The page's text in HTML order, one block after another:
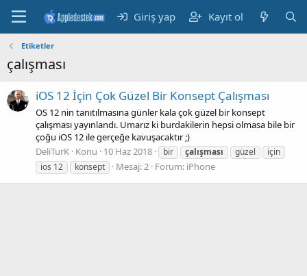
Giriş yap Kayıt ol
Etiketler
çalışması
iOS 12 İçin Çok Güzel Bir Konsept Çalışması
OS 12 nin tanıtılmasına günler kala çok güzel bir konsept
çalışması yayınlandı. Umarız ki burdakilerin hepsi olmasa bile bir
çoğu iOS 12 ile gerçeğe kavuşacaktır ;)
DeliTurK Konu 10 Haz 2018 bir çalışması güzel
için
ios 12
konsept Mesaj: 2 Forum: iPhone